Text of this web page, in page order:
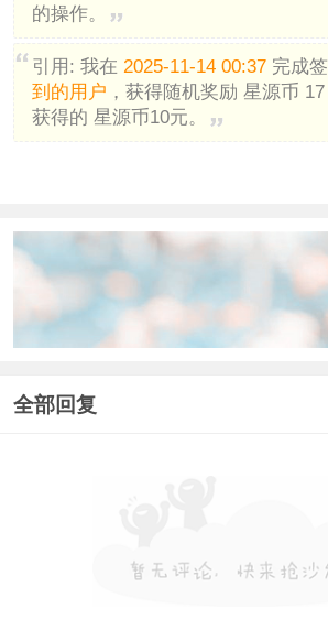
的操作。
引用: 我在 2025-11-14 00:37完成
到的用户 ，获得随机奖励 星源币
获得的 星源币10元。
全部回复